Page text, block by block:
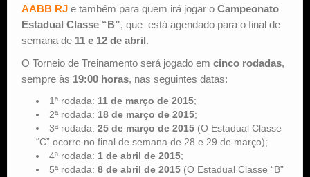
AABB RJ e também para quem irá jogar o Campeonato
Estadual Classe “B”, que está agendado para o final de
semana de 11 e 12 de abril.
O Torneio de Treinamento será jogado em cinco rodadas,
sempre às 19:00 horas, nas seguintes datas:
1ª rodada: 11 de março de 2015;
2ª rodada: 18 de março de 2015;
3ª rodada: 25 de março de 2015 (O Estadual Classe
“C” ocorre no final de semana de 28 e 29 de março);
4ª rodada: 1 de abril de 2015;
5ª rodada: 8 de abril de 2015 (O Estadual Classe “B”